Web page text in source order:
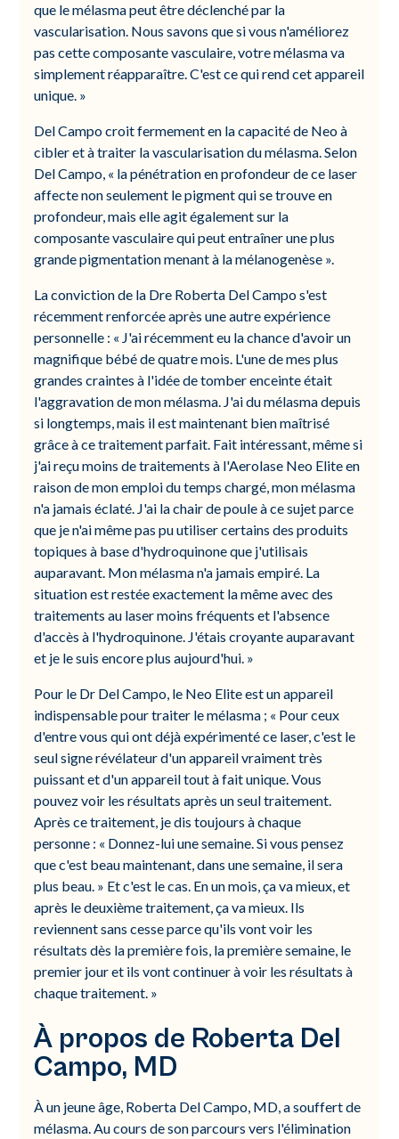
que le mélasma peut être déclenché par la
vascularisation. Nous savons que si vous n'améliorez
pas cette composante vasculaire, votre mélasma va
simplement réapparaître. C'est ce qui rend cet appareil
unique. »
Del Campo croit fermement en la capacité de Neo à
cibler et à traiter la vascularisation du mélasma. Selon
Del Campo, « la pénétration en profondeur de ce laser
affecte non seulement le pigment qui se trouve en
profondeur, mais elle agit également sur la
composante vasculaire qui peut entraîner une plus
grande pigmentation menant à la mélanogenèse ».
La conviction de la Dre Roberta Del Campo s'est
récemment renforcée après une autre expérience
personnelle : « J'ai récemment eu la chance d'avoir un
magnifique bébé de quatre mois. L'une de mes plus
grandes craintes à l'idée de tomber enceinte était
l'aggravation de mon mélasma. J'ai du mélasma depuis
si longtemps, mais il est maintenant bien maîtrisé
grâce à ce traitement parfait. Fait intéressant, même si
j'ai reçu moins de traitements à l'Aerolase Neo Elite en
raison de mon emploi du temps chargé, mon mélasma
n'a jamais éclaté. J'ai la chair de poule à ce sujet parce
que je n'ai même pas pu utiliser certains des produits
topiques à base d'hydroquinone que j'utilisais
auparavant. Mon mélasma n'a jamais empiré. La
situation est restée exactement la même avec des
traitements au laser moins fréquents et l'absence
d'accès à l'hydroquinone. J'étais croyante auparavant
et je le suis encore plus aujourd'hui. »
Pour le Dr Del Campo, le Neo Elite est un appareil
indispensable pour traiter le mélasma ; « Pour ceux
d'entre vous qui ont déjà expérimenté ce laser, c'est le
seul signe révélateur d'un appareil vraiment très
puissant et d'un appareil tout à fait unique. Vous
pouvez voir les résultats après un seul traitement.
Après ce traitement, je dis toujours à chaque
personne : « Donnez-lui une semaine. Si vous pensez
que c'est beau maintenant, dans une semaine, il sera
plus beau. » Et c'est le cas. En un mois, ça va mieux, et
après le deuxième traitement, ça va mieux. Ils
reviennent sans cesse parce qu'ils vont voir les
résultats dès la première fois, la première semaine, le
premier jour et ils vont continuer à voir les résultats à
chaque traitement. »
À propos de Roberta Del
Campo, MD
À un jeune âge, Roberta Del Campo, MD, a souffert de
mélasma. Au cours de son parcours vers l'élimination